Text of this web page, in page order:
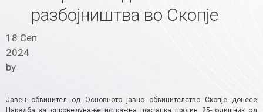
разбојништва во Скопје
18 Сеп
2024
by
Јавен обвинител од Основното јавно обвинителство Скопје донесе
Наредба за спроведување истражна постапка против 25-годишник од